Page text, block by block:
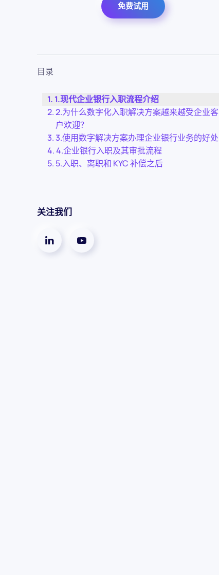
免费试用
目录
1.现代企业银行入职流程介绍
2.为什么数字化入职解决方案越来越受企业客
户欢迎？
3.使用数字解决方案办理企业银行业务的好处
4.企业银行入职及其审批流程
5.入职、离职和 KYC 补偿之后
关注我们